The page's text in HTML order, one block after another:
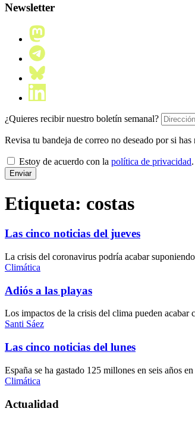
Newsletter
¿Quieres recibir nuestro boletín semanal?
Revisa tu bandeja de correo no deseado por si
Estoy de acuerdo con la política de privacidad.
Etiqueta: costas
Las cinco noticias del jueves
La crisis del coronavirus podría acabar
Climática
Adiós a las playas
Los impactos de la crisis del clima pueden acabar
Santi Sáez
Las cinco noticias del lunes
España se ha gastado 125 millones en seis años
Climática
Actualidad